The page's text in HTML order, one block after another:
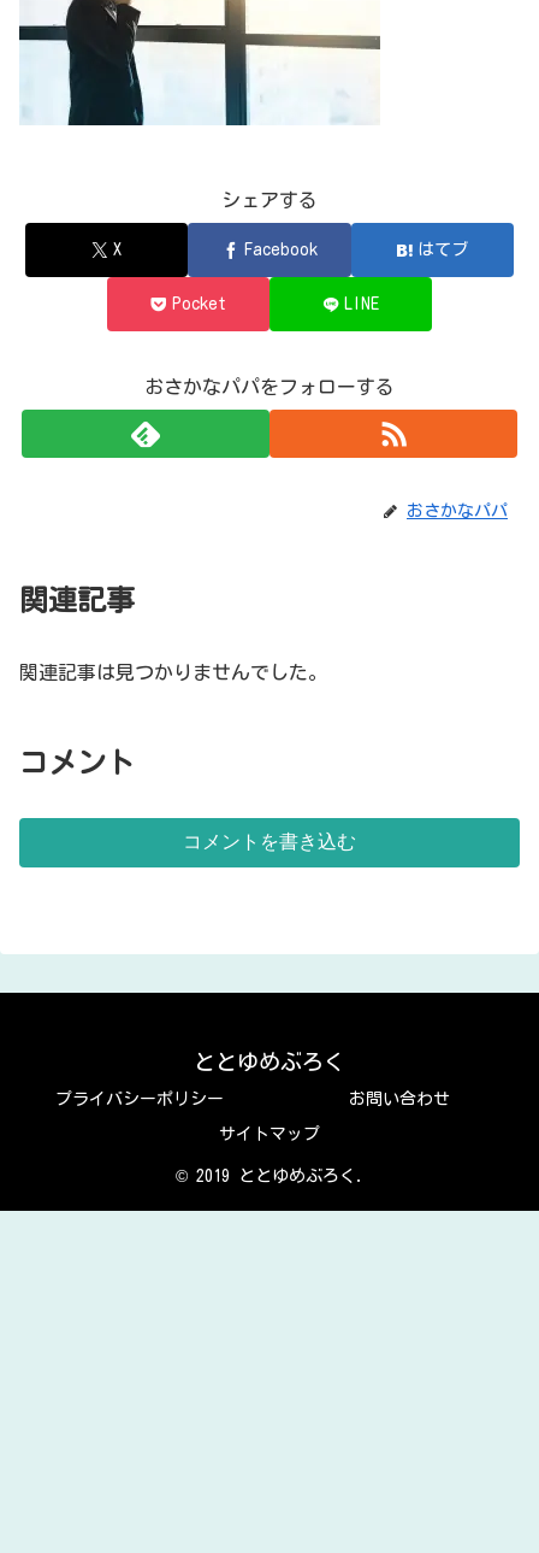
シェアする
X Facebook はてブ
Pocket LINE
おさかなパパをフォローする
おさかなパパ
関連記事
関連記事は見つかりませんでした。
コメント
コメントを書き込む
ととゆめぶろく
プライバシーポリシー お問い合わせ
サイトマップ
© 2019 ととゆめぶろく.